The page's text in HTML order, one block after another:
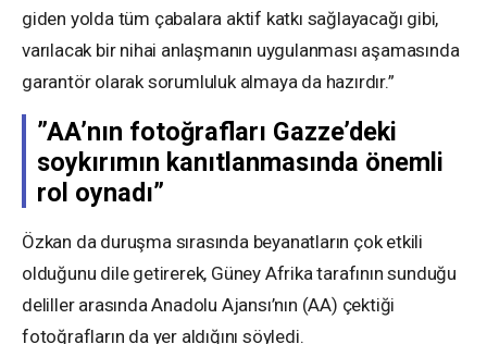
giden yolda tüm çabalara aktif katkı sağlayacağı gibi,
varılacak bir nihai anlaşmanın uygulanması aşamasında
garantör olarak sorumluluk almaya da hazırdır.”
”AA’nın fotoğrafları Gazze’deki
soykırımın kanıtlanmasında önemli
rol oynadı”
Özkan da duruşma sırasında beyanatların çok etkili
olduğunu dile getirerek, Güney Afrika tarafının sunduğu
deliller arasında Anadolu Ajansı’nın (AA) çektiği
fotoğrafların da yer aldığını söyledi.